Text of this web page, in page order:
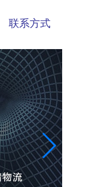
联系方式